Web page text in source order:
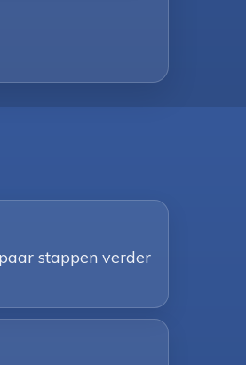
stappen verder